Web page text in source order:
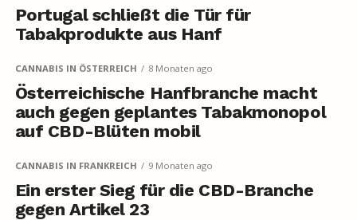
Portugal schließt die Tür für
Tabakprodukte aus Hanf
CANNABIS IN ÖSTERREICH 8 Monaten ago
Österreichische Hanfbranche macht
auch gegen geplantes Tabakmonopol
auf CBD-Blüten mobil
CANNABIS IN FRANKREICH 9 Monaten ago
Ein erster Sieg für die CBD-Branche
gegen Artikel 23